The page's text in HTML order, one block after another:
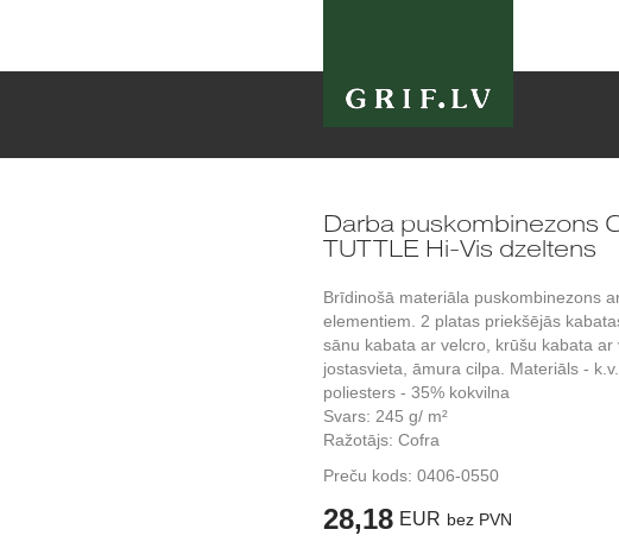
Darba puskombinezons
TUTTLE Hi-Vis dzeltens
Brīdinošā materiāla puskombinezons
elementiem. 2 platas priekšējās
sānu kabata ar velcro, krūšu kabata ar
jostasvieta, āmura cilpa. Materiāls -
poliesters - 35% kokvilna
Svars: 245 g/ m²
Ražotājs: Cofra
Preču kods: 0406-0550
28,18 EUR bez PVN